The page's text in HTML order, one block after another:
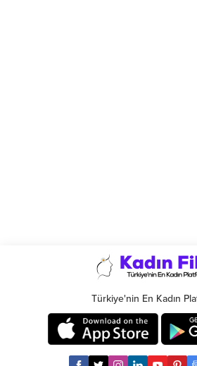
Türkiye'nin En Kadın